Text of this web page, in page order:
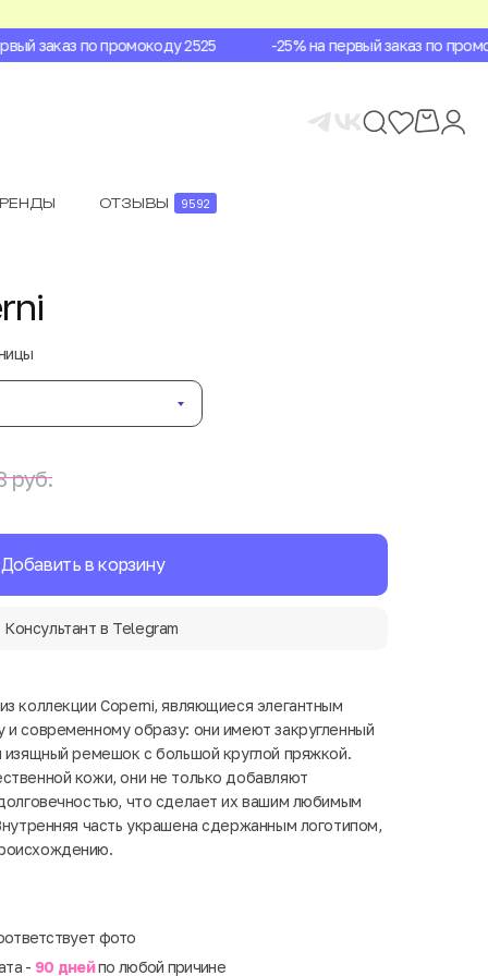
заказ по промокоду 2525 -25% на первый заказ по
ОТЗЫВЫ 9592
руб.
Добавить в корзину
Консультант в Telegram
коллекции Coperni, являющиеся элегантным
и современному образу: они имеют закругленный
изящный ремешок с большой круглой пряжкой.
кожи, они не только добавляют
что сделает их вашим любимым
часть украшена сдержанным логотипом,
фото
- 90 днейпо любой причине